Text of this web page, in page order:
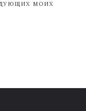
МОИХ